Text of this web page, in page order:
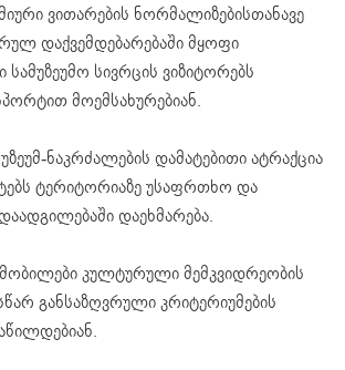
ვითარების ნორმალიზებისთანავე
დაქვემდებარებაში მყოფი
სამუზეუმო სივრცის ვიზიტორებს
მოემსახურებიან.
ნაკრძალების დამატებითი ატრაქცია
ტერიტორიაზე უსაფრთხო და
დაეხმარება.
კულტურული მემკვიდრეობის
განსაზღვრული კრიტერიუმების